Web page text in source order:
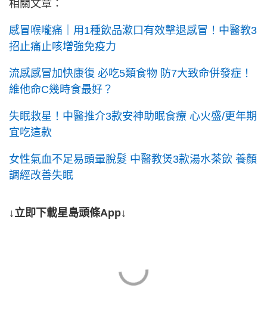
相關文章：
感冒喉嚨痛｜用1種飲品漱口有效擊退感冒！中醫教3
招止痛止咳增強免疫力
流感感冒加快康復 必吃5類食物 防7大致命併發症！
維他命C幾時食最好？
失眠救星！中醫推介3款安神助眠食療 心火盛/更年期
宜吃這款
女性氣血不足易頭暈脫髮 中醫教煲3款湯水茶飲 養顏
調經改善失眠
↓立即下載星島頭條App↓